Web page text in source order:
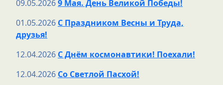
09.05.20269 Мая. День Великой Победы!
01.05.2026 С Праздником Весны и Труда,
друзья!
12.04.2026 С Днём космонавтики! Поехали!
12.04.2026 Со Светлой Пасхой!